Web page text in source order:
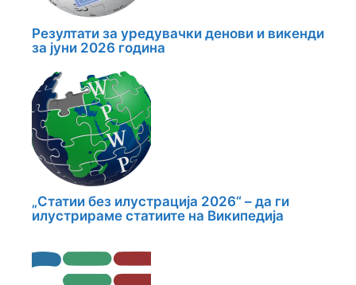
Резултати за уредувачки денови и викенди
за јуни 2026 година
„Статии без илустрација 2026“ – да ги
илустрираме статиите на Википедија